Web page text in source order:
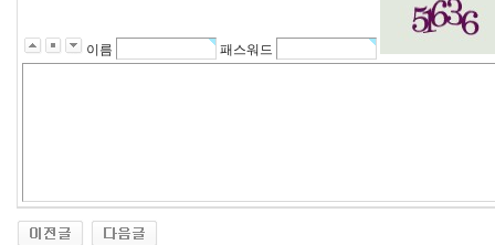
이름 패스워드